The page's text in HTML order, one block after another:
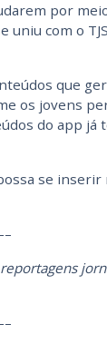
por
uniu com o
que
os jovens
do app
se inserir